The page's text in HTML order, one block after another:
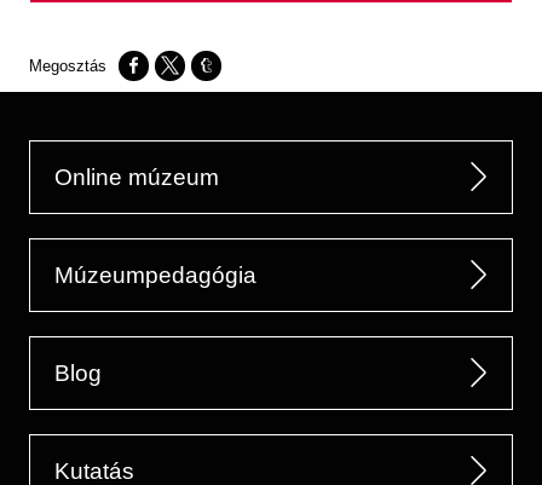
Opens in a new window
Opens in a new window
Opens in a new window
Online múzeum
Múzeumpedagógia
Blog
Kutatás